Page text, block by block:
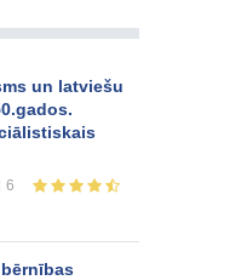
un latviešu
6